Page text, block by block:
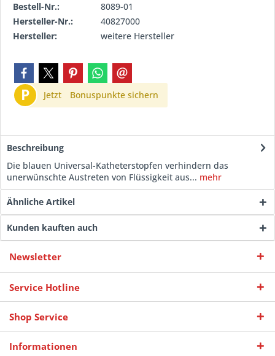
Bestell-Nr.:
8089-01
Hersteller-Nr.:
40827000
Hersteller:
weitere Hersteller
P Jetzt Bonuspunkte sichern
Beschreibung
Die blauen Universal-Katheterstopfen verhindern das
unerwünschte Austreten von Flüssigkeit aus... mehr
Ähnliche Artikel
Kunden kauften auch
Newsletter
Service Hotline
Shop Service
Informationen